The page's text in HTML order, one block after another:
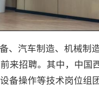
、汽车制造、机械制
来招聘。其中，中国
备操作等技术岗位组